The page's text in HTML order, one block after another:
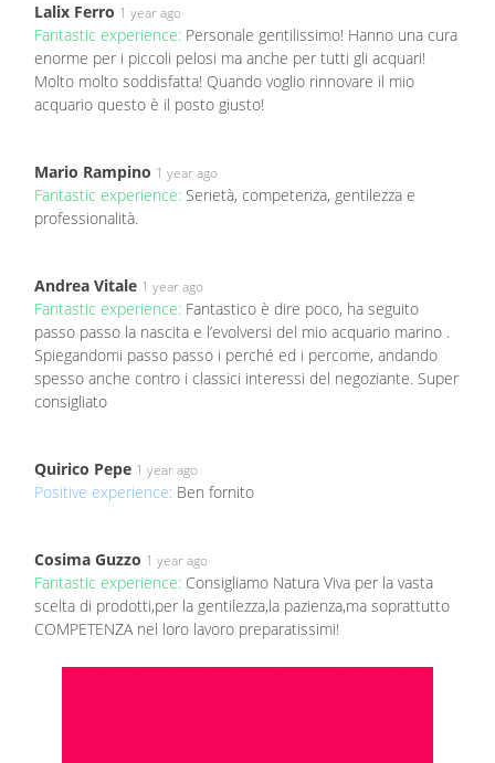
Lalix Ferro 1 year ago
Fantastic experience: Personale gentilissimo! Hanno una cura
enorme per i piccoli pelosi ma anche per tutti gli acquari!
Molto molto soddisfatta! Quando voglio rinnovare il mio
acquario questo è il posto giusto!
Mario Rampino 1 year ago
Fantastic experience: Serietà, competenza, gentilezza e
professionalità.
Andrea Vitale 1 year ago
Fantastic experience: Fantastico è dire poco, ha seguito
passo passo la nascita e l’evolversi del mio acquario marino .
Spiegandomi passo passo i perché ed i percome, andando
spesso anche contro i classici interessi del negoziante. Super
consigliato
Quirico Pepe 1 year ago
Positive experience: Ben fornito
Cosima Guzzo 1 year ago
Fantastic experience: Consigliamo Natura Viva per la vasta
scelta di prodotti,per la gentilezza,la pazienza,ma soprattutto
COMPETENZA nel loro lavoro preparatissimi!